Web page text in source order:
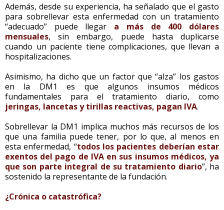
Además, desde su experiencia, ha señalado que el gasto
para sobrellevar esta enfermedad con un tratamiento
“adecuado” puede llegar a más de 400 dólares
mensuales, sin embargo, puede hasta duplicarse
cuando un paciente tiene complicaciones, que llevan a
hospitalizaciones.
Asimismo, ha dicho que un factor que “alza” los gastos
en la DM1 es que algunos insumos médicos
fundamentales para el tratamiento diario, como
jeringas, lancetas y tirillas reactivas, pagan IVA.
Sobrellevar la DM1 implica muchos más recursos de los
que una familia puede tener, por lo que, al menos en
esta enfermedad, “todos los pacientes deberían estar
exentos del pago de IVA en sus insumos médicos, ya
que son parte integral de su tratamiento diario”, ha
sostenido la representante de la fundación.
¿Crónica o catastrófica?